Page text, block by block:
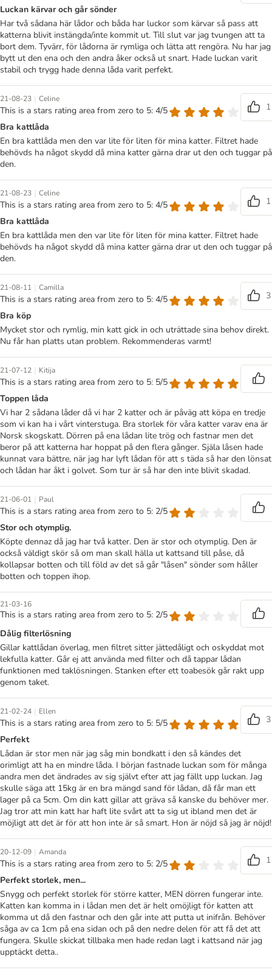
Luckan kärvar och går sönder
Har två sådana här lådor och båda har luckor som kärvar så pass att
katterna blivit instängda/inte kommit ut. Till slut var jag tvungen att ta
bort dem. Tyvärr, för lådorna är rymliga och lätta att rengöra. Nu har jag
bytt ut den ena och den andra åker också ut snart. Hade luckan varit
stabil och trygg hade denna låda varit perfekt.
21-08-23 | Celine
This is a stars rating area from zero to 5: 4/5
1
Bra kattlåda
En bra kattlåda men den var lite för liten för mina katter. Filtret hade
behövds ha något skydd då mina katter gärna drar ut den och tuggar på
den.
21-08-23 | Celine
This is a stars rating area from zero to 5: 4/5
1
Bra kattlåda
En bra kattlåda men den var lite för liten för mina katter. Filtret hade
behövds ha något skydd då mina katter gärna drar ut den och tuggar på
den.
21-08-11 | Camilla
This is a stars rating area from zero to 5: 4/5
3
Bra köp
Mycket stor och rymlig, min katt gick in och uträttade sina behov direkt.
Nu får han platts utan problem. Rekommenderas varmt!
21-07-12 | Kitija
This is a stars rating area from zero to 5: 5/5
Toppen låda
Vi har 2 sådana låder då vi har 2 katter och är påväg att köpa en tredje
som vi kan ha i vårt vinterstuga. Bra storlek för våra katter varav ena är
Norsk skogskatt. Dörren på ena lådan lite trög och fastnar men det
beror på att katterna har hoppat på den flera gånger. Själa låsen hade
kunnat vara bättre, när jag har lyft lådan för att s täda så har den lönsat
och lådan har åkt i golvet. Som tur är så har den inte blivit skadad.
21-06-01 | Paul
This is a stars rating area from zero to 5: 2/5
Stor och otymplig.
Köpte dennaz då jag har två katter. Den är stor och otymplig. Den är
också väldigt skör så om man skall hälla ut kattsand till påse, då
kollapsar botten och till föld av det så går "låsen" sönder som håller
botten och toppen ihop.
21-03-16
This is a stars rating area from zero to 5: 2/5
Dålig filterlösning
Gillar kattlådan överlag, men filtret sitter jättedåligt och oskyddat mot
lekfulla katter. Går ej att använda med filter och då tappar lådan
funktionen med taklösningen. Stanken efter ett toabesök går rakt upp
genom taket.
21-02-24 | Ellen
This is a stars rating area from zero to 5: 5/5
3
Perfekt
Lådan är stor men när jag såg min bondkatt i den så kändes det
orimligt att ha en mindre låda. I början fastnade luckan som för många
andra men det ändrades av sig självt efter att jag fällt upp luckan. Jag
skulle säga att 15kg är en bra mängd sand för lådan, då får man ett
lager på ca 5cm. Om din katt gillar att gräva så kanske du behöver mer.
Jag tror att min katt har haft lite svårt att ta sig ut ibland men det är
möjligt att det är för att hon inte är så smart. Hon är nöjd så jag är nöjd!
20-12-09 | Amanda
This is a stars rating area from zero to 5: 2/5
1
Perfekt storlek, men...
Snygg och perfekt storlek för större katter, MEN dörren fungerar inte.
Katten kan komma in i lådan men det är helt omöjligt för katten att
komma ut då den fastnar och den går inte att putta ut inifrån. Behöver
såga av ca 1cm på ena sidan och på den nedre delen för att få det att
fungera. Skulle skickat tillbaka men hade redan lagt i kattsand när jag
upptäckt detta..